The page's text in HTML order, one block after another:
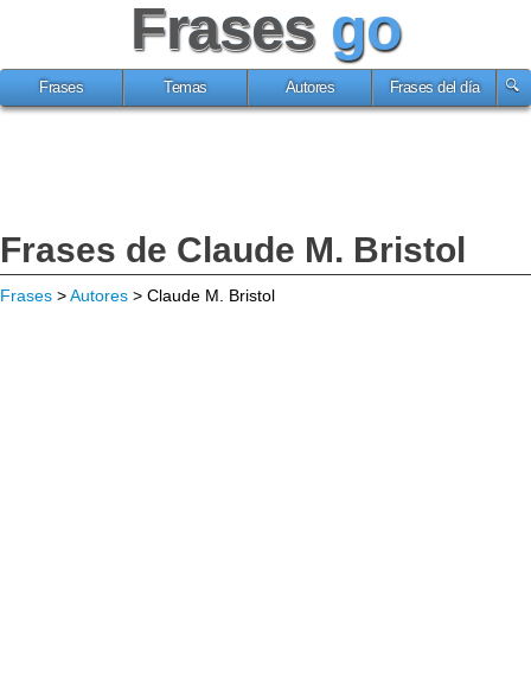
Frases go
Frases Temas Autores Frases del día
Frases de Claude M. Bristol
Frases >Autores > Claude M. Bristol